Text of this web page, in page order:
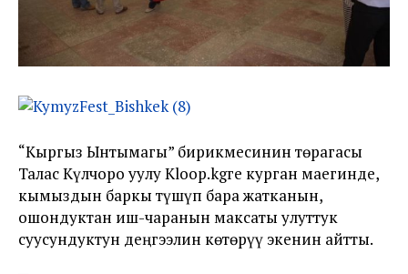
“Кыргыз Ынтымагы” бирикмесинин төрагасы
Талас Күлчоро уулу Kloop.kgге курган маегинде,
кымыздын баркы түшүп бара жатканын,
ошондуктан иш-чаранын максаты улуттук
суусундуктун деңгээлин көтөрүү экенин айтты.